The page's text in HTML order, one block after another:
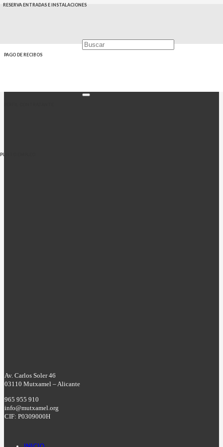
RESERVA ENTRADAS E INSTALACIONES
PAGO DE RECIBOS
PUNTO EMPLEO
Av. Carlos Soler 46
03110 Mutxamel – Alicante
965 955 910
info@mutxamel.org
CIF: P0309000H